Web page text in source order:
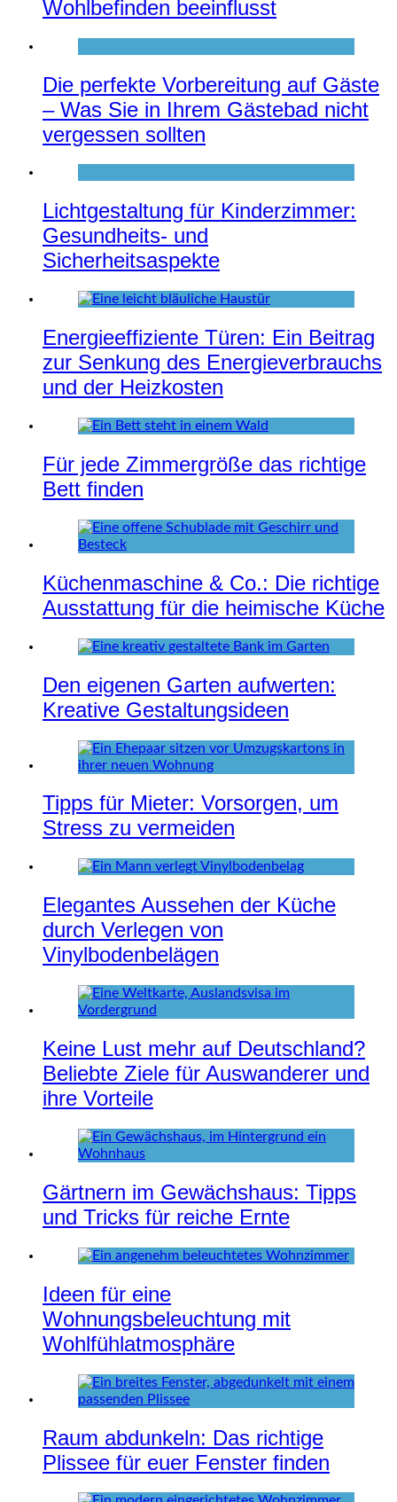
Wohlbefinden beeinflusst
Die perfekte Vorbereitung auf Gäste
– Was Sie in Ihrem Gästebad nicht
vergessen sollten
Lichtgestaltung für Kinderzimmer:
Gesundheits- und
Sicherheitsaspekte
Energieeffiziente Türen: Ein Beitrag
zur Senkung des Energieverbrauchs
und der Heizkosten
Für jede Zimmergröße das richtige
Bett finden
Küchenmaschine & Co.: Die richtige
Ausstattung für die heimische Küche
Den eigenen Garten aufwerten:
Kreative Gestaltungsideen
Tipps für Mieter: Vorsorgen, um
Stress zu vermeiden
Elegantes Aussehen der Küche
durch Verlegen von
Vinylbodenbelägen
Keine Lust mehr auf Deutschland?
Beliebte Ziele für Auswanderer und
ihre Vorteile
Gärtnern im Gewächshaus: Tipps
und Tricks für reiche Ernte
Ideen für eine
Wohnungsbeleuchtung mit
Wohlfühlatmosphäre
Raum abdunkeln: Das richtige
Plissee für euer Fenster finden